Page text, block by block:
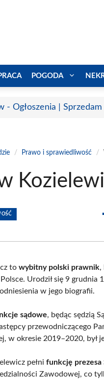
POGODA
- Ogłoszenia |
/ Prawo i sprawiedliwość /
towybitny polski prawnik,
Urodził się 9 grudnia
w jego biografii.
sądowe, będąc sędzią
przewodniczącego
w okresie 2019–2020, był
pełnifunkcję prezesa
Zawodowej, co